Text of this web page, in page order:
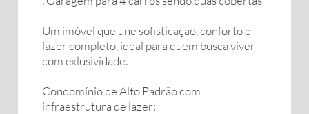
Um imóvel que une sofisticação, conforto e
lazer completo, ideal para quem busca viver
com exlusividade.
Condomínio de Alto Padrão com
infraestrutura de lazer: